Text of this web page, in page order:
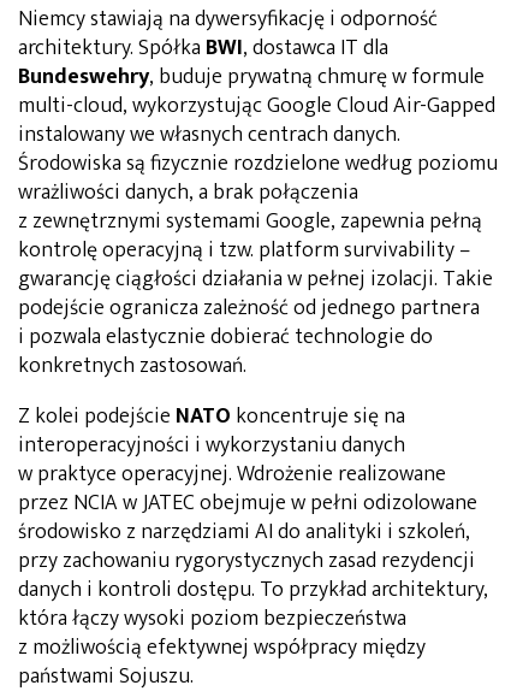
Niemcy stawiają na dywersyfikację i odporność
architektury. Spółka BWI, dostawca IT dla
Bundeswehry, buduje prywatną chmurę w formule
multi-cloud, wykorzystując Google Cloud Air-Gapped
instalowany we własnych centrach danych.
Środowiska są fizycznie rozdzielone według poziomu
wrażliwości danych, a brak połączenia
z zewnętrznymi systemami Google, zapewnia pełną
kontrolę operacyjną i tzw. platform survivability –
gwarancję ciągłości działania w pełnej izolacji. Takie
podejście ogranicza zależność od jednego partnera
i pozwala elastycznie dobierać technologie do
konkretnych zastosowań.
Z kolei podejście NATO koncentruje się na
interoperacyjności i wykorzystaniu danych
w praktyce operacyjnej. Wdrożenie realizowane
przez NCIA w JATEC obejmuje w pełni odizolowane
środowisko z narzędziami AI do analityki i szkoleń,
przy zachowaniu rygorystycznych zasad rezydencji
danych i kontroli dostępu. To przykład architektury,
która łączy wysoki poziom bezpieczeństwa
z możliwością efektywnej współpracy między
państwami Sojuszu.